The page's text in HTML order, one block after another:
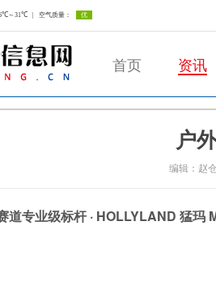
首页 资讯
户
编辑：赵
道专业级标杆 · HOLLYLAND 猛玛